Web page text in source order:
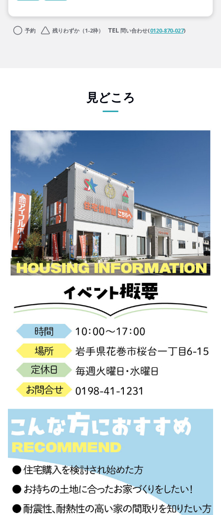
予約 残りわずか（1-2枠） 問い合わせ(0120-870-027)
見どころ